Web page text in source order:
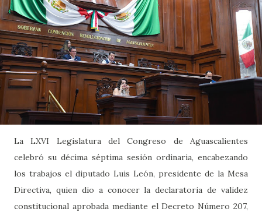
La LXVI Legislatura del Congreso de Aguascalientes
celebró su décima séptima sesión ordinaria, encabezando
los trabajos el diputado Luis León, presidente de la Mesa
Directiva, quien dio a conocer la declaratoria de validez
constitucional aprobada mediante el Decreto Número 207,